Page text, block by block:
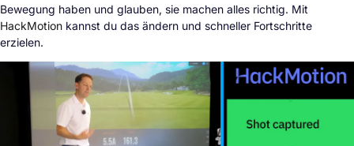
Bewegung haben und glauben, sie machen alles richtig. Mit
HackMotion kannst du das ändern und schneller Fortschritte
erzielen.